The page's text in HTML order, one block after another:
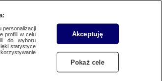
personalizacji
profili w celu
do wyboru
statystyce
Akceptuję
Pokaż cele